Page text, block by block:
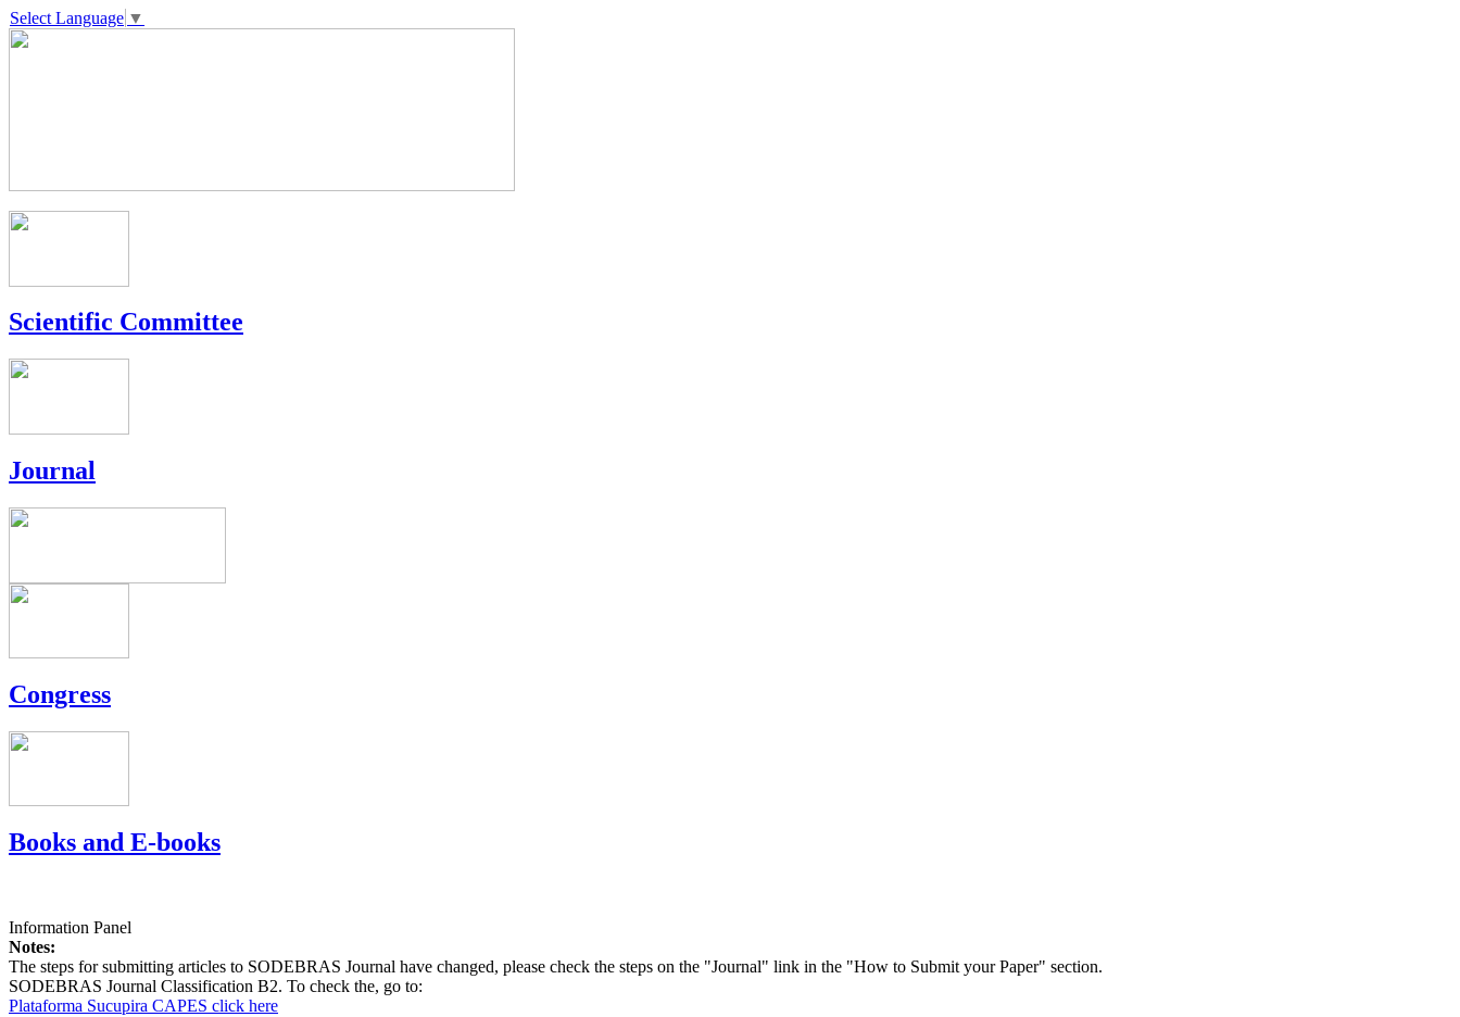
Select Language ▼
Scientific Committee
Journal
Congress
Books and E-books
Information Panel
Notes:
The steps for submitting articles to SODEBRAS Journal have changed, please check the steps on the "Journal" link in the "How to Submit your Paper" section.
SODEBRAS Journal Classification B2. To check the, go to:
Plataforma Sucupira CAPES click here